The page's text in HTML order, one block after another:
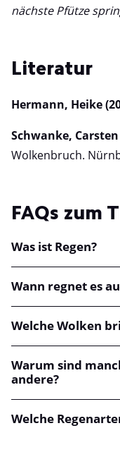
nächste Pfütze
Literatur
Hermann, Heike
Schwanke, Carsten
Wolkenbruch.
FAQs zum
Was ist Regen?
Wann regnet es
Welche Wolken
Warum sind
andere?
Welche